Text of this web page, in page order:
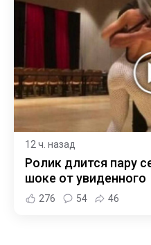
12 ч. назад
Ролик длится пару
шоке от увиденного
276 54 46